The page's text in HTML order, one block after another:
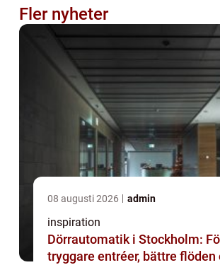
Fler nyheter
08 augusti 2026 admin
inspiration
Dörrautomatik i Stockholm:
tryggare entréer, bättre flöden